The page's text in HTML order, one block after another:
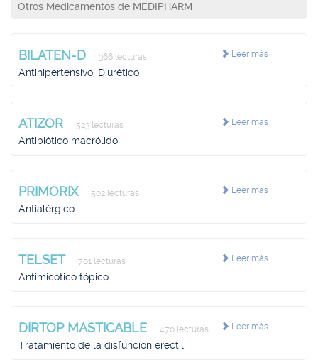
Otros Medicamentos de MEDIPHARM
Leer más
BILATEN-D 366 lecturas
Antihipertensivo, Diurético
Leer más
ATIZOR 523 lecturas
Antibiótico macrólido
Leer más
PRIMORIX 502 lecturas
Antialérgico
Leer más
TELSET 701 lecturas
Antimicótico tópico
Leer más
DIRTOP MASTICABLE 470 lecturas
Tratamiento de la disfunción eréctil